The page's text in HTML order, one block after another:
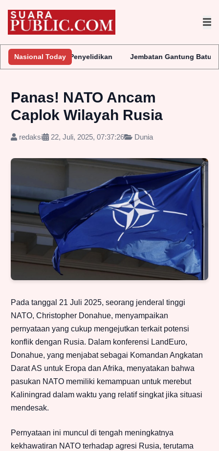
Nasional Today
Penyelidikan Jembatan Gantung Batu Pepe Rp10
Panas! NATO Ancam
Caplok Wilayah Rusia
redaksi 22, Juli, 2025, 07:37:26 Dunia
Pada tanggal 21 Juli 2025, seorang jenderal tinggi
NATO, Christopher Donahue, menyampaikan
pernyataan yang cukup mengejutkan terkait potensi
konflik dengan Rusia. Dalam konferensi LandEuro,
Donahue, yang menjabat sebagai Komandan Angkatan
Darat AS untuk Eropa dan Afrika, menyatakan bahwa
pasukan NATO memiliki kemampuan untuk merebut
Kaliningrad dalam waktu yang relatif singkat jika situasi
mendesak.
Pernyataan ini muncul di tengah meningkatnya
kekhawatiran NATO terhadap agresi Rusia, terutama